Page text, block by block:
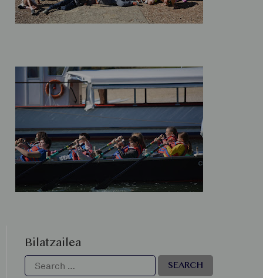
Bilatzailea